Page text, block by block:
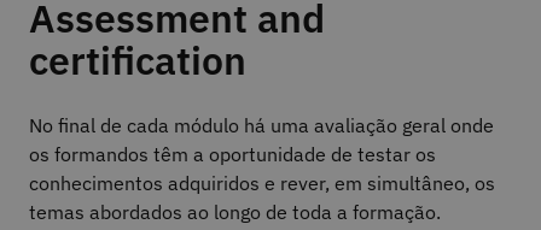
Assessment and
certification
No final de cada módulo há uma avaliação geral onde
os formandos têm a oportunidade de testar os
conhecimentos adquiridos e rever, em simultâneo, os
temas abordados ao longo de toda a formação.